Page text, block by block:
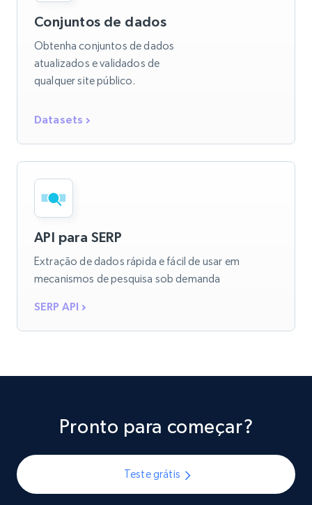
Conjuntos de dados
Obtenha conjuntos de dados
atualizados e validados de
qualquer site público.
Datasets
API para SERP
Extração de dados rápida e fácil de usar em
mecanismos de pesquisa sob demanda
SERP API
Pronto para começar?
Teste grátis